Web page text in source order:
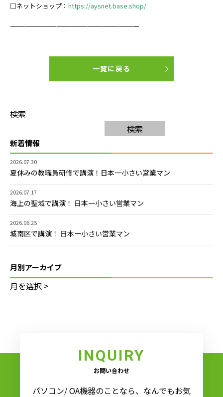
□ネットショップ： https://aysnet.base.shop/
—————————————————————————
一覧に戻る
検索
検索
新着情報
2026.07.30
夏休みの教職員研修で講演！日本一小さい営業マン
2026.07.17
海上の聖域で講演！ 日本一小さい営業マン
2026.06.25
城南区で講演！ 日本一小さい営業マン
月別アーカイブ
INQUIRY
お問い合わせ
パソコン/ OA機器のことなら、なんでもお気